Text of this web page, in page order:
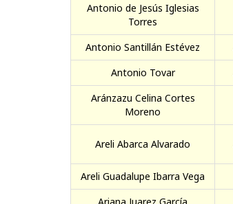
Antonio de Jesús Iglesias
Torres
Antonio Santillán Estévez
Antonio Tovar
Aránzazu Celina Cortes
Moreno
Areli Abarca Alvarado
Areli Guadalupe Ibarra Vega